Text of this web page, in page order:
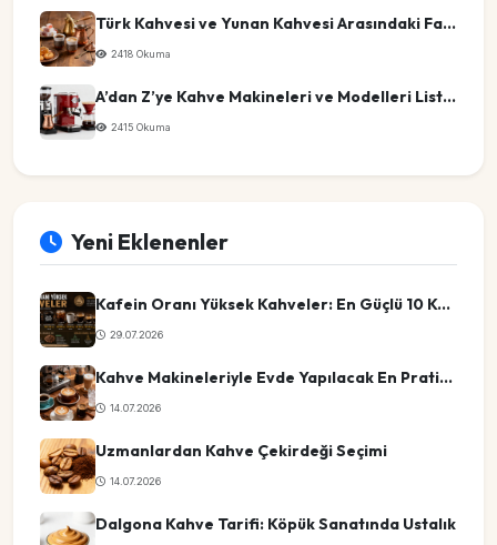
Türk Kahvesi ve Yunan Kahvesi Arasındaki Farklar
2418 Okuma
A’dan Z’ye Kahve Makineleri ve Modelleri Listesi
2415 Okuma
Yeni Eklenenler
Kafein Oranı Yüksek Kahveler: En Güçlü 10 Kahve Türü
29.07.2026
Kahve Makineleriyle Evde Yapılacak En Pratik Kahve Tarifleri
14.07.2026
Uzmanlardan Kahve Çekirdeği Seçimi
14.07.2026
Dalgona Kahve Tarifi: Köpük Sanatında Ustalık